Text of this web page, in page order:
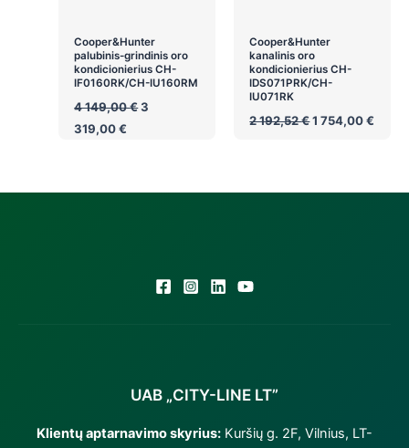
Cooper&Hunter
palubinis-grindinis oro
kondicionierius CH-
IF0160RK/CH-IU160RM
4 149,00€ Original
3
319,00€
Cooper&Hunter
kanalinis oro
kondicionierius CH-
IDS071PRK/CH-
IU071RK
2 192,52€Original
1 754,00€
UAB „CITY-LINE LT”
Klientų aptarnavimo skyrius: Kuršių g. 2F, Vilnius, LT-